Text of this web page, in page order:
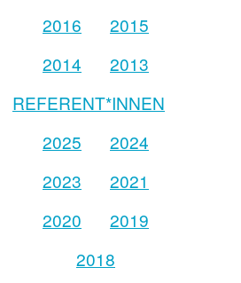
2016
2015
2014
2013
REFERENT*INNEN
2025
2024
2023
2021
2020
2019
2018